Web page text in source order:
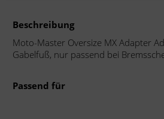
Beschreibung
Moto-Master Oversize MX Adapter
Gabelfuß, nur passend bei
Passend für